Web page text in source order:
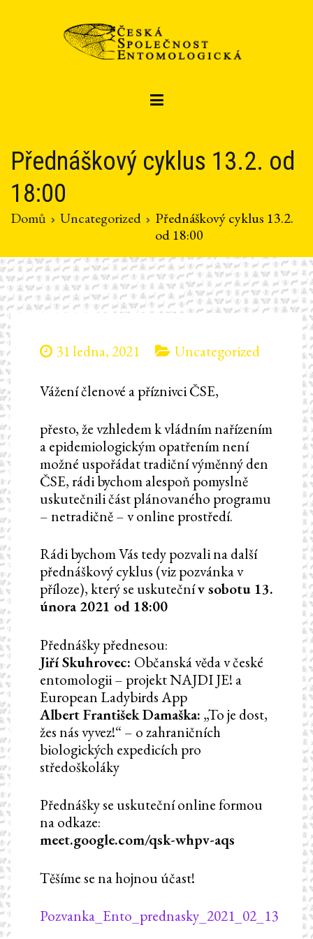
Přednáškový cyklus 13.2. od
18:00
Domů Uncategorized
Přednáškový cyklus 13.2.
od 18:00
31 ledna, 2021 Uncategorized
Vážení členové a příznivci ČSE,
přesto, že vzhledem k vládním nařízením
a epidemiologickým opatřením není
možné uspořádat tradiční výměnný den
ČSE, rádi bychom alespoň pomyslně
uskutečnili část plánovaného programu
– netradičně – v online prostředí.
Rádi bychom Vás tedy pozvali na další
přednáškový cyklus (viz pozvánka v
příloze), který se uskutečnív sobotu 13.
února 2021 od 18:00
Přednášky přednesou:
Jiří Skuhrovec: Občanská věda v české
entomologii – projekt NAJDI JE! a
European Ladybirds App
Albert František Damaška: „To je dost,
žes nás vyvez!“ – o zahraničních
biologických expedicích pro
středoškoláky
Přednášky se uskuteční online formou
na odkaze:
meet.google.com/qsk-whpv-aqs
Těšíme se na hojnou účast!
Pozvanka_Ento_prednasky_2021_02_13